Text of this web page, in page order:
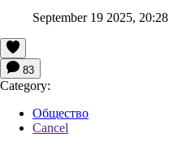
September 19 2025, 20:28
83
Category:
Общество
Cancel